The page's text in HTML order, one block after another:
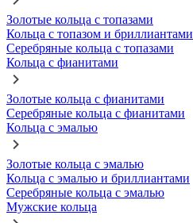
Золотые кольца с топазами
Кольца с топазом и бриллиантами
Серебряные кольца с топазами
Кольца с фианитами
Золотые кольца с фианитами
Серебряные кольца с фианитами
Кольца с эмалью
Золотые кольца с эмалью
Кольца с эмалью и бриллиантами
Серебряные кольца с эмалью
Мужские кольца